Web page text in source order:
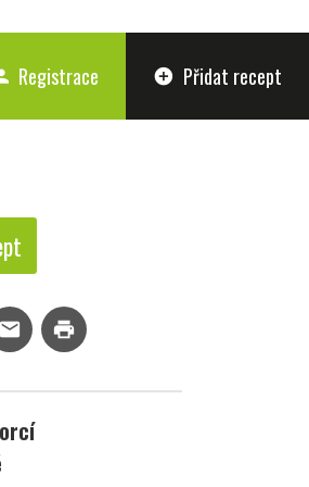
Registrace add_circle Přidat recept
mail print